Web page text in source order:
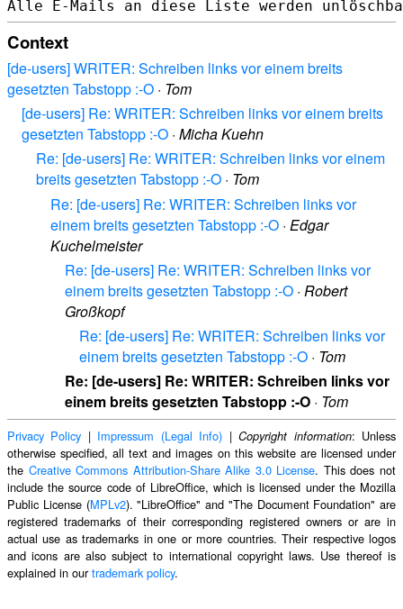
Context
[de-users] WRITER: Schreiben links vor einem breits
gesetzten Tabstopp :-O · Tom
[de-users] Re: WRITER: Schreiben links vor einem breits
gesetzten Tabstopp :-O · Micha Kuehn
Re: [de-users] Re: WRITER: Schreiben links vor einem
breits gesetzten Tabstopp :-O · Tom
Re: [de-users] Re: WRITER: Schreiben links vor
einem breits gesetzten Tabstopp :-O · Edgar
Kuchelmeister
Re: [de-users] Re: WRITER: Schreiben links vor
einem breits gesetzten Tabstopp :-O · Robert
Großkopf
Re: [de-users] Re: WRITER: Schreiben links vor
einem breits gesetzten Tabstopp :-O · Tom
Re: [de-users] Re: WRITER: Schreiben links vor
einem breits gesetzten Tabstopp :-O · Tom
Privacy Policy | Impressum (Legal Info) |Copyright information: Unless
otherwise specified, all text and images on this website are licensed under
the Creative Commons Attribution-Share Alike 3.0 License. This does not
include the source code of LibreOffice, which is licensed under the Mozilla
Public License (MPLv2). "LibreOffice" and "The Document Foundation" are
registered trademarks of their corresponding registered owners or are in
actual use as trademarks in one or more countries. Their respective logos
and icons are also subject to international copyright laws. Use thereof is
explained in ourtrademark policy.